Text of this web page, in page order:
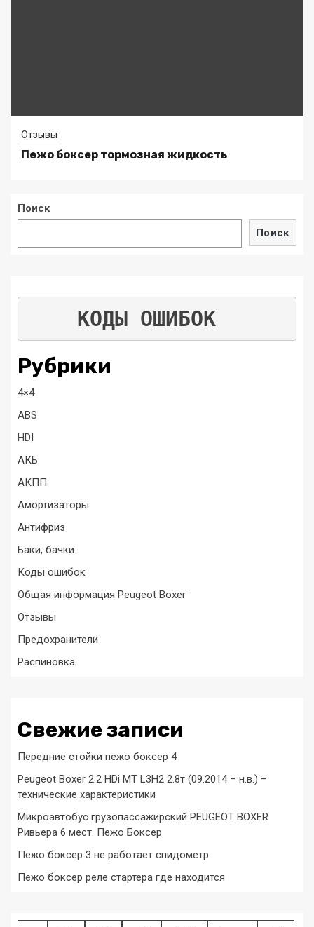
Отзывы
Пежо боксер тормозная жидкость
Поиск
Поиск
КОДЫ ОШИБОК
Рубрики
4×4
ABS
HDI
АКБ
АКПП
Амортизаторы
Антифриз
Баки, бачки
Коды ошибок
Общая информация Peugeot Boxer
Отзывы
Предохранители
Распиновка
Свежие записи
Передние стойки пежо боксер 4
Peugeot Boxer 2.2 HDi MT L3H2 2.8т (09.2014 – н.в.) –
технические характеристики
Микроавтобус грузопассажирский PEUGEOT BOXER
Ривьера 6 мест. Пежо Боксер
Пежо боксер 3 не работает спидометр
Пежо боксер реле стартера где находится